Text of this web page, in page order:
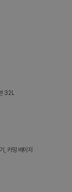
32L
카밍 베이지